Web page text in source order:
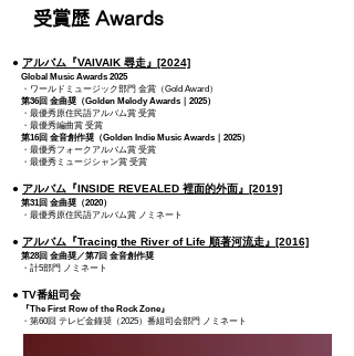
受賞歴 Awards
● アルバム『VAIVAIK 尋走』[2024]
Global Music Awards 2025
・ワールドミュージック部門 金賞（Gold Award）
第36回 金曲奨（Golden Melody Awards｜2025）
・最優秀原住民語アルバム賞 受賞
・最優秀編曲賞 受賞
第16回 金音創作奨（Golden Indie Music Awards｜2025）
・最優秀フォークアルバム賞 受賞
・最優秀ミュージシャン賞 受賞
● アルバム『INSIDE REVEALED 裡面的外面』[2019]
第31回 金曲奨（2020）
・最優秀原住民語アルバム賞 ノミネート
● アルバム『Tracing the River of Life 順著河流走』[2016]
第28回 金曲奨／第7回 金音創作奨
・計5部門 ノミネート
● TV番組司会
『The First Row of the Rock Zone』
・第60回 テレビ金鐘奨（2025）番組司会部門 ノミネート